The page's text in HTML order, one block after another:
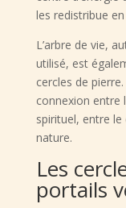
les redistribue
L’arbre de vie,
utilisé, est
cercles de
connexion entre
spirituel, entre le
nature.
Les
portails